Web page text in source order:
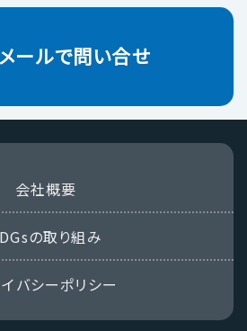
メールで問い合せ
会社概要
の取り組み
バシーポリシー